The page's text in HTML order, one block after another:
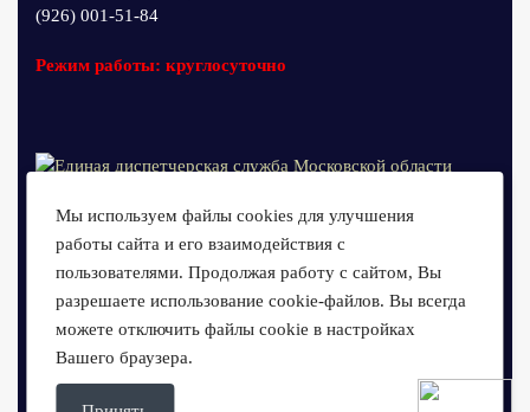
(926) 001-51-84
Режим работы: круглосуточно
Мы используем файлы cookies для улучшения
работы сайта и его взаимодействия с
пользователями. Продолжая работу с сайтом, Вы
разрешаете использование cookie-файлов. Вы всегда
можете отключить файлы cookie в настройках
Вашего браузера.